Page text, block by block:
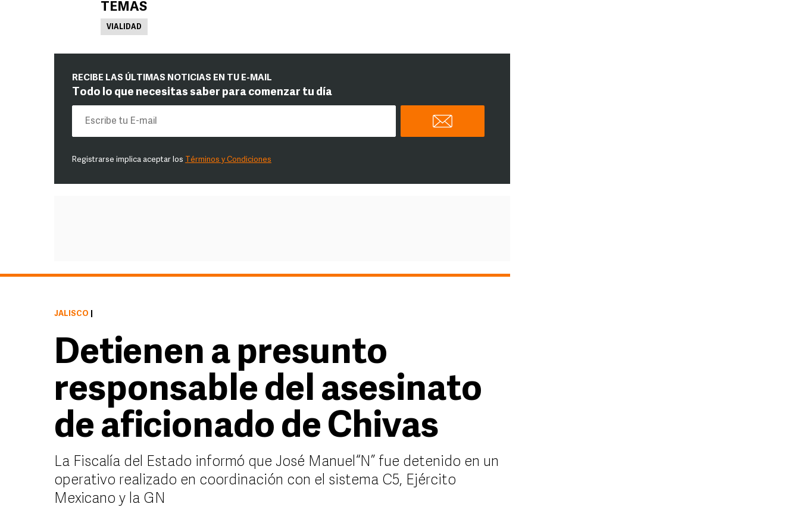
TEMAS
VIALIDAD
RECIBE LAS ÚLTIMAS NOTICIAS EN TU E-MAIL
Todo lo que necesitas saber para comenzar tu día
Registrarse implica aceptar los Términos y Condiciones
JALISCO
Detienen a presunto
responsable del asesinato
de aficionado de Chivas
La Fiscalía del Estado informó que José Manuel “N” fue detenido en un
operativo realizado en coordinación con el sistema C5, Ejército
Mexicano y la GN